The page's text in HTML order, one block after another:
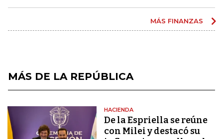
MÁS FINANZAS
MÁS DE LA REPÚBLICA
HACIENDA
De la Espriella se reúne
con Milei y destacó su